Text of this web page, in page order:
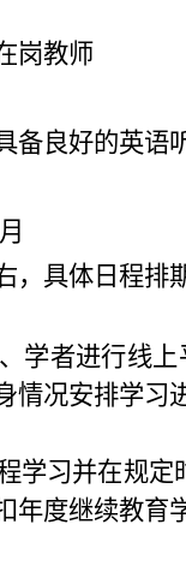
岗教师
备 良好的英语
，具体日程排
学者进行线上
情况安排学习
学习并在规
年度继续教育